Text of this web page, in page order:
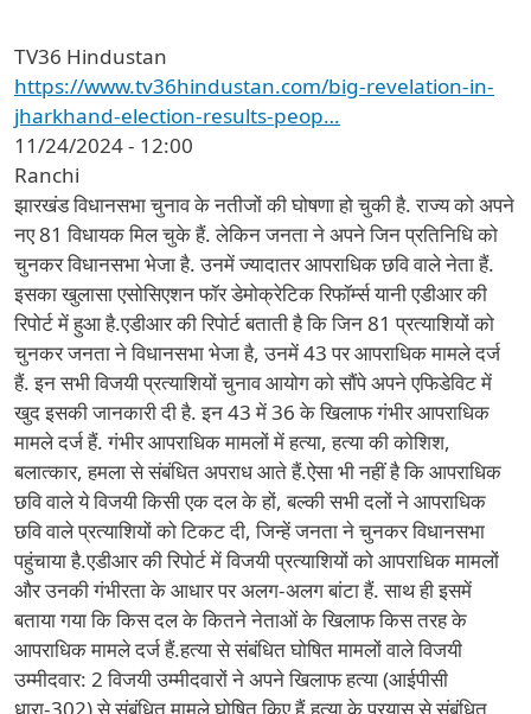
TV36 Hindustan
https://www.tv36hindustan.com/big-revelation-in-
jharkhand-election-results-peop…
11/24/2024 - 12:00
Ranchi
झारखंड विधानसभा चुनाव के नतीजों की घोषणा हो चुकी है. राज्य को अपने
नए 81 विधायक मिल चुके हैं. लेकिन जनता ने अपने जिन प्रतिनिधि को
चुनकर विधानसभा भेजा है. उनमें ज्यादातर आपराधिक छवि वाले नेता हैं.
इसका खुलासा एसोसिएशन फॉर डेमोक्रेटिक रिफॉर्म्स यानी एडीआर की
रिपोर्ट में हुआ है.एडीआर की रिपोर्ट बताती है कि जिन 81 प्रत्याशियों को
चुनकर जनता ने विधानसभा भेजा है, उनमें 43 पर आपराधिक मामले दर्ज
हैं. इन सभी विजयी प्रत्याशियों चुनाव आयोग को सौंपे अपने एफिडेविट में
खुद इसकी जानकारी दी है. इन 43 में 36 के खिलाफ गंभीर आपराधिक
मामले दर्ज हैं. गंभीर आपराधिक मामलों में हत्या, हत्या की कोशिश,
बलात्कार, हमला से संबंधित अपराध आते हैं.ऐसा भी नहीं है कि आपराधिक
छवि वाले ये विजयी किसी एक दल के हों, बल्की सभी दलों ने आपराधिक
छवि वाले प्रत्याशियों को टिकट दी, जिन्हें जनता ने चुनकर विधानसभा
पहुंचाया है.एडीआर की रिपोर्ट में विजयी प्रत्याशियों को आपराधिक मामलों
और उनकी गंभीरता के आधार पर अलग-अलग बांटा हैं. साथ ही इसमें
बताया गया कि किस दल के कितने नेताओं के खिलाफ किस तरह के
आपराधिक मामले दर्ज हैं.हत्या से संबंधित घोषित मामलों वाले विजयी
उम्मीदवार: 2 विजयी उम्मीदवारों ने अपने खिलाफ हत्या (आईपीसी